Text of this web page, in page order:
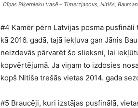
Cīņas Biķernieku trasē – Timerzjanovs, Nitišs,
#4 Kamēr pērn Latvijas posma
kā 2016. gadā, tajā iekļuva gan Jānis
neizdevās pārvarēt šo slieksni, lai
kopvērtējumā. Ja viņam to izdosies
kopš Nitiša trešās vietas 2014. gada
#5 Braucēji, kuri izstājas pusfinālā,